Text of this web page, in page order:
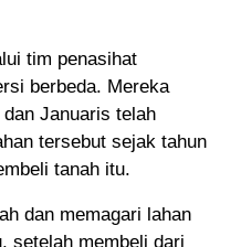
tim penasihat
berbeda. Mereka
Januaris telah
tersebut sejak tahun
tanah itu.
dan memagari lahan
setelah membeli dari